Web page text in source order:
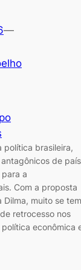
—
política brasileira,
de país
a
Com a proposta
muito se tem
retrocesso nos
econômica